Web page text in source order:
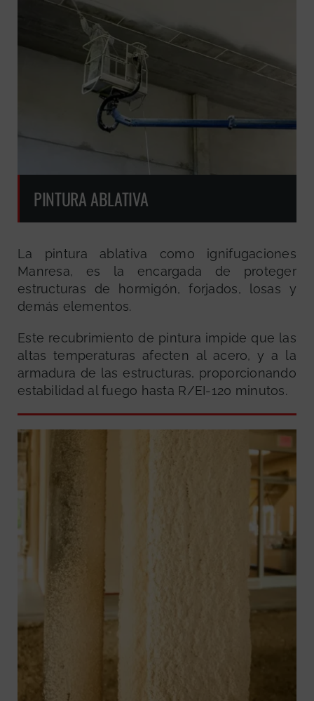
PINTURA ABLATIVA
La pintura ablativa como ignifugaciones
Manresa, es la encargada de proteger
estructuras de hormigón, forjados, losas y
demás elementos.
Este recubrimiento de pintura impide que las
altas temperaturas afecten al acero, y a la
armadura de las estructuras, proporcionando
estabilidad al fuego hasta R/EI-120 minutos.